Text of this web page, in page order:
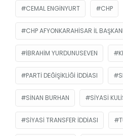
CEMAL ENGINYURT CHP
CHP AFYONKARAHISAR İL
İBRAHIM YURDUNUSEVEN
PARTI DEĞIŞIKLIĞI IDDIASI
SINAN BURHAN SIYASI
SIYASI TRANSFER IDDIASI